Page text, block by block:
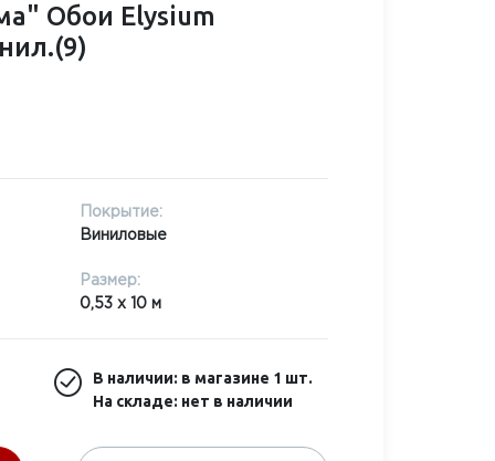
Обои Elysium
Покрытие:
Виниловые
Размер:
0,53 x 10 м
В наличии: в магазине 1 шт.
На складе: нет в наличии